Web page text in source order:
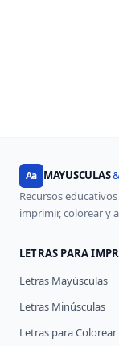
Aa MAYUSCULAS
Recursos
imprimir, colorear y
LETRAS PARA
Letras Mayúsculas
Letras Minúsculas
Letras para Colorear